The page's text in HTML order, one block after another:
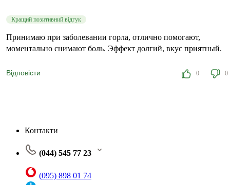
Кращий позитивний відгук
Принимаю при заболевании горла, отлично помогают,
моментально снимают боль. Эффект долгий, вкус приятный.
Відповісти 0 0
Контакти
(044) 545 77 23
(095) 898 01 74